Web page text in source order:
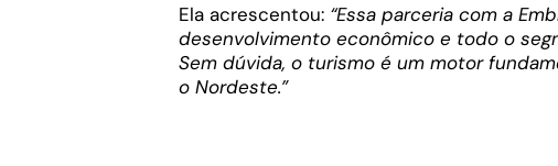
Ela acrescentou: “Essa parceria com a
desenvolvimento econômico e todo o
Sem dúvida, o turismo é um motor
o Nordeste.”